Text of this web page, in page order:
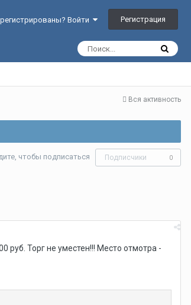
Войти Регистрация
Вся активность
чтобы подписаться Подписчики 0
руб. Торг не уместен!!! Место отмотра -